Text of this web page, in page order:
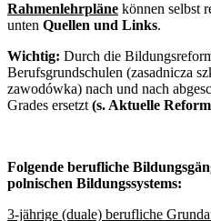
Rahmenlehrpläne können selbst
unten Quellen und Links.
Wichtig: Durch die
Berufsgrundschulen (zasadnicza
zawodówka) nach und nach
Grades ersetzt (s. Aktuelle
Folgende berufliche
polnischen Bildungssystems:
3-jährige (duale) berufliche